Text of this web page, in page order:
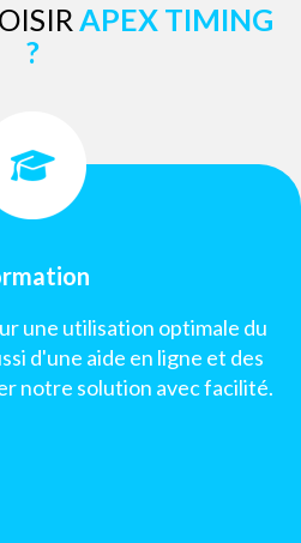
APEX TIMING
?
une utilisation optimale du
d'une aide en ligne et des
notre solution avec facilité.